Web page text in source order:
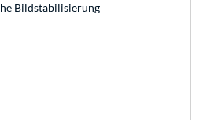
Bild­stabilisierung